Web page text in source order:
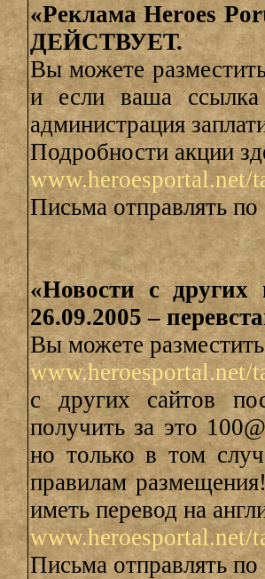
«Реклама Heroes
ДЕЙСТВУЕТ.
Вы можете
и если ваша
администрация
Подробности акции
www.heroesportal.net/
Письма отправлять
«Новости с
26.09.2005 –
Вы можете
www.heroesportal.net/
с других сайтов
получить за это
но только в том
правилам
иметь перевод на
www.heroesportal.net/
Письма отправлять